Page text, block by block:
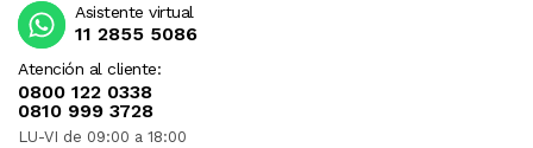
Atención al cliente:
0800 122 0338
0810 999 3728
LU-VI de 09:00 a 18:00
Asistente virtual
11 2855 5086